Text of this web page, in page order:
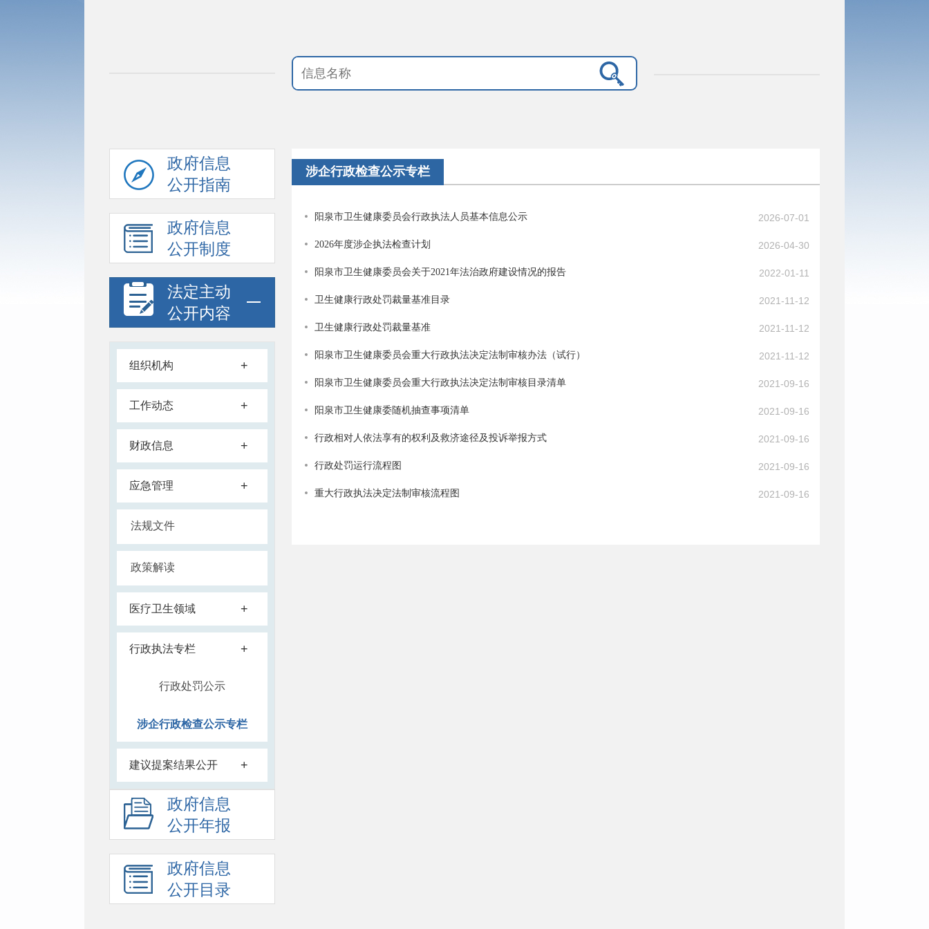
政府信息
公开指南
政府信息
公开制度
法定主动
公开内容
组织机构 +
工作动态 +
财政信息 +
应急管理 +
法规文件
政策解读
医疗卫生领域 +
行政执法专栏 +
行政处罚公示
涉企行政检查公示专栏
建议提案结果公开 +
政府信息
公开年报
政府信息
公开目录
涉企行政检查公示专栏
阳泉市卫生健康委员会行政执法人员基本信息公示 2026-07-01
2026年度涉企执法检查计划 2026-04-30
阳泉市卫生健康委员会关于2021年法治政府建设情况的报告 2022-01-11
卫生健康行政处罚裁量基准目录 2021-11-12
卫生健康行政处罚裁量基准 2021-11-12
阳泉市卫生健康委员会重大行政执法决定法制审核办法（试行） 2021-11-12
阳泉市卫生健康委员会重大行政执法决定法制审核目录清单 2021-09-16
阳泉市卫生健康委随机抽查事项清单 2021-09-16
行政相对人依法享有的权利及救济途径及投诉举报方式 2021-09-16
行政处罚运行流程图 2021-09-16
重大行政执法决定法制审核流程图 2021-09-16